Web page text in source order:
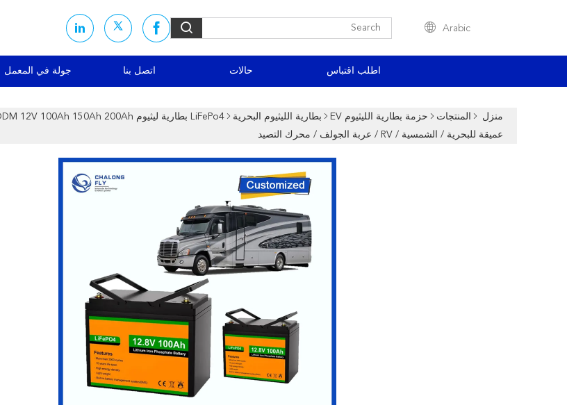
Arabic
جولة في المعمل اتصل بنا حالات اطلب اقتباس
منزل المنتجات حزمة بطارية الليثيوم EV بطارية الليثيوم البحرية
عميقة للبحرية / الشمسية / RV / عربة الجولف / محرك التصيد